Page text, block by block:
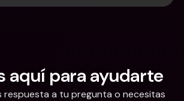
aquí para ayudarte
respuesta a tu pregunta o necesitas